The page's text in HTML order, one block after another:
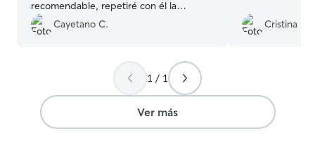
recomendable, repetiré con él la
próxima vez. 10/10
Cayetano C. Cristina F.
1 / 1
Ver más